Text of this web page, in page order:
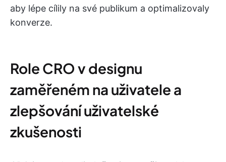
aby lépe cílily na své publikum a optimalizovaly
konverze.
Role CRO v designu
zaměřeném na uživatele a
zlepšování uživatelské
zkušenosti